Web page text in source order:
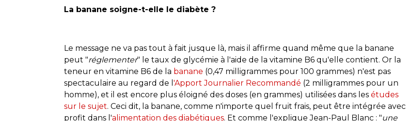
La banane soigne-t-elle le diabète ?
Le message ne va pas tout à fait jusque là, mais il affirme quand même que la banane
peut "réglementer" le taux de glycémie à l'aide de la vitamine B6 qu'elle contient. Or la
teneur en vitamine B6 de la banane (0,47 milligrammes pour 100 grammes) n'est pas
spectaculaire au regard de l 'Apport Journalier Recommandé (2 milligrammes pour un
homme), et il est encore plus éloigné des doses (en grammes) utilisées dans les études
sur le sujet. Ceci dit, la banane, comme n'importe quel fruit frais, peut être intégrée avec
profit dans l'alimentation des diabétiques. Et comme l'explique Jean-Paul Blanc : "une